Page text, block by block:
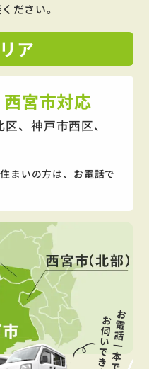
ださい。
ア
宮市対応
、神戸市西区、
まいの方は、お電話で